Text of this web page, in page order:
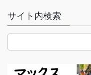
サイト内検索